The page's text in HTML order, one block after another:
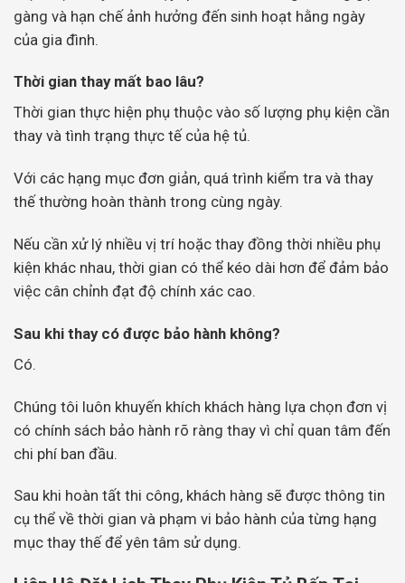
gàng và hạn chế ảnh hưởng đến sinh hoạt hằng ngày
của gia đình.
Thời gian thay mất bao lâu?
Thời gian thực hiện phụ thuộc vào số lượng phụ kiện cần
thay và tình trạng thực tế của hệ tủ.
Với các hạng mục đơn giản, quá trình kiểm tra và thay
thế thường hoàn thành trong cùng ngày.
Nếu cần xử lý nhiều vị trí hoặc thay đồng thời nhiều phụ
kiện khác nhau, thời gian có thể kéo dài hơn để đảm bảo
việc cân chỉnh đạt độ chính xác cao.
Sau khi thay có được bảo hành không?
Có.
Chúng tôi luôn khuyến khích khách hàng lựa chọn đơn vị
có chính sách bảo hành rõ ràng thay vì chỉ quan tâm đến
chi phí ban đầu.
Sau khi hoàn tất thi công, khách hàng sẽ được thông tin
cụ thể về thời gian và phạm vi bảo hành của từng hạng
mục thay thế để yên tâm sử dụng.